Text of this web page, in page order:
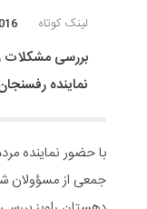
لینک کوتاه
بررسی مشکلات
نماینده
با حضور نماینده
جمعی از مسؤولان